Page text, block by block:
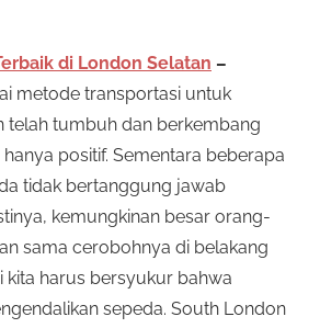
di London Selatan –
metode transportasi untuk
telah tumbuh dan berkembang
positif. Sementara beberapa
tidak bertanggung jawab
kemungkinan besar orang-
sama cerobohnya di belakang
kita harus bersyukur bahwa
sepeda. South London